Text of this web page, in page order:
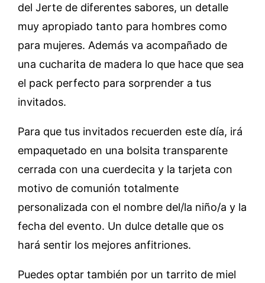
del Jerte de diferentes sabores, un detalle
muy apropiado tanto para hombres como
para mujeres. Además va acompañado de
una cucharita de madera lo que hace que sea
el pack perfecto para sorprender a tus
invitados.
Para que tus invitados recuerden este día, irá
empaquetado en una bolsita transparente
cerrada con una cuerdecita y la tarjeta con
motivo de comunión totalmente
personalizada con el nombre del/la niño/a y la
fecha del evento. Un dulce detalle que os
hará sentir los mejores anfitriones.
Puedes optar también por un tarrito de miel